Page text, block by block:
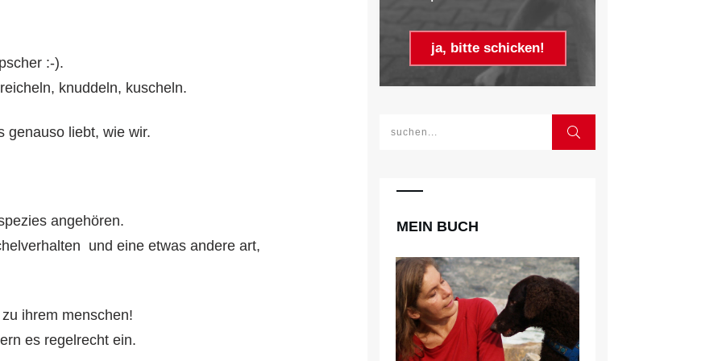
:-).
knuddeln, kuscheln.
genauso liebt, wie wir.
angehören.
und eine etwas andere art,
ihrem menschen!
es regelrecht ein.
ja, bitte schicken!
MEIN BUCH